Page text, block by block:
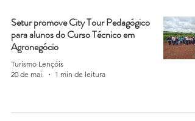
Setur promove City Tour Pedagógico
para alunos do Curso Técnico em
Agronegócio
Turismo Lençóis
20 de mai.
1 min de leitura